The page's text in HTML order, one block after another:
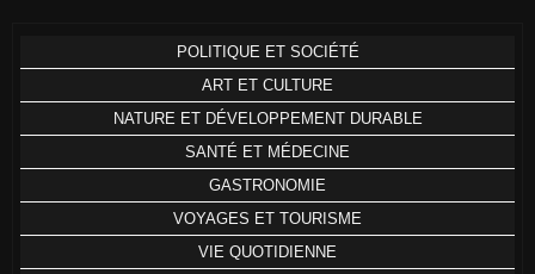
POLITIQUE ET SOCIÉTÉ
ART ET CULTURE
NATURE ET DÉVELOPPEMENT DURABLE
SANTÉ ET MÉDECINE
GASTRONOMIE
VOYAGES ET TOURISME
VIE QUOTIDIENNE